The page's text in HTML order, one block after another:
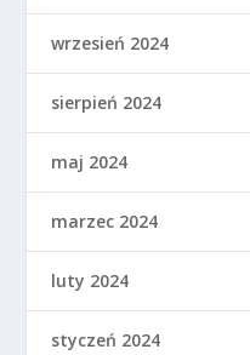
wrzesień 2024
sierpień 2024
maj 2024
marzec 2024
luty 2024
styczeń 2024